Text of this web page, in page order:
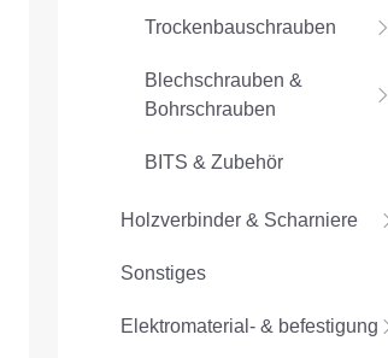
Trockenbauschrauben
Blechschrauben &
Bohrschrauben
BITS & Zubehör
Holzverbinder & Scharniere
Sonstiges
Elektromaterial- & befestigung